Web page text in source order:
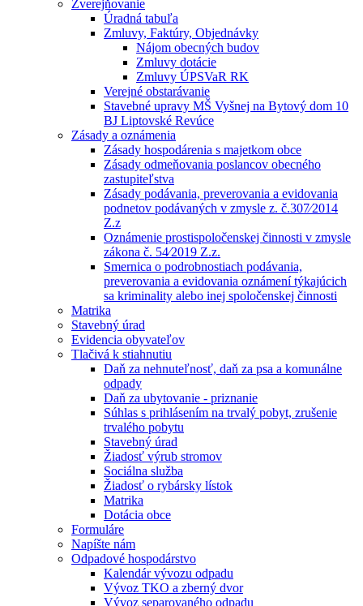
Zverejňovanie
Úradná tabuľa
Zmluvy, Faktúry, Objednávky
Nájom obecných budov
Zmluvy dotácie
Zmluvy ÚPSVaR RK
Verejné obstarávanie
Stavebné upravy MŠ Vyšnej na Bytový dom 10
BJ Liptovské Revúce
Zásady a oznámenia
Zásady hospodárenia s majetkom obce
Zásady odmeňovania poslancov obecného
zastupiteľstva
Zásady podávania, preverovania a evidovania
podnetov podávaných v zmysle z. č.307⁄2014
Z.z
Oznámenie prostispoločenskej činnosti v zmysle
zákona č. 54⁄2019 Z.z.
Smernica o podrobnostiach podávania,
preverovania a evidovania oznámení týkajúcich
sa kriminality alebo inej spoločenskej činnosti
Matrika
Stavebný úrad
Evidencia obyvateľov
Tlačivá k stiahnutiu
Daň za nehnuteľnosť, daň za psa a komunálne
odpady
Daň za ubytovanie - priznanie
Súhlas s prihlásením na trvalý pobyt, zrušenie
trvalého pobytu
Stavebný úrad
Žiadosť výrub stromov
Sociálna služba
Žiadosť o rybársky lístok
Matrika
Dotácia obce
Formuláre
Napíšte nám
Odpadové hospodárstvo
Kalendár vývozu odpadu
Vývoz TKO a zberný dvor
Vývoz separovaného odpadu